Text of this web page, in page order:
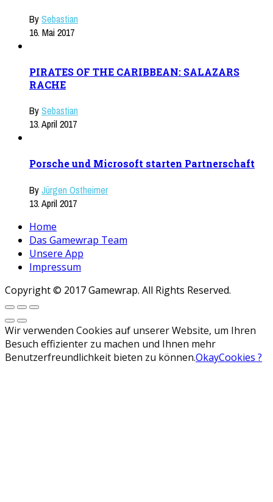
BySebastian
16. Mai 2017
PIRATES OF THE CARIBBEAN: SALAZARS
RACHE
BySebastian
13. April 2017
Porsche und Microsoft starten Partnerschaft
ByJürgen Ostheimer
13. April 2017
Home
Das Gamewrap Team
Unsere App
Impressum
Copyright © 2017 Gamewrap. All Rights Reserved.
Wir verwenden Cookies auf unserer Website, um Ihren
Besuch effizienter zu machen und Ihnen mehr
Benutzerfreundlichkeit bieten zu können.OkayCookies ?